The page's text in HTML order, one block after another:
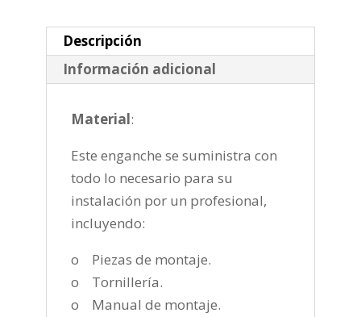
cantidad
Descripción
Información adicional
Material:
Este enganche se suministra con
todo lo necesario para su
instalación por un profesional,
incluyendo:
o Piezas de montaje.
o Tornillería.
o Manual de montaje.